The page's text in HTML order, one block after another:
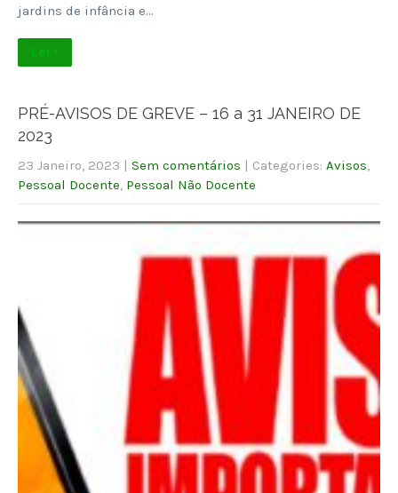
jardins de infância e…
Ler +
PRÉ-AVISOS DE GREVE – 16 a 31 JANEIRO DE
2023
23 Janeiro, 2023 | Sem comentários | Categories: Avisos
Pessoal Docente Pessoal Não Docente